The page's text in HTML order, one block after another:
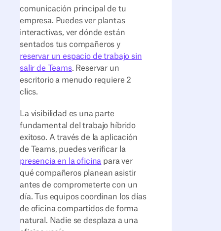
comunicación principal de tu
empresa. Puedes ver plantas
interactivas, ver dónde están
sentados tus compañeros y
reservar un espacio de trabajo sin
salir de Teams. Reservar un
escritorio a menudo requiere 2
clics.
La visibilidad es una parte
fundamental del trabajo híbrido
exitoso. A través de la aplicación
de Teams, puedes verificar la
presencia en la oficina para ver
qué compañeros planean asistir
antes de comprometerte con un
día. Tus equipos coordinan los días
de oficina compartidos de forma
natural. Nadie se desplaza a una